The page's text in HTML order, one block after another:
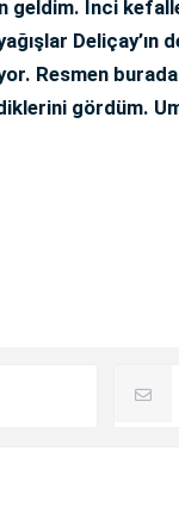
geldim. İnci
Resmen burada
gördüm.